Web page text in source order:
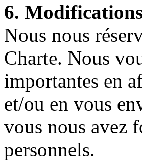
6.
Nous nous
Charte. Nous
importantes en
et/ou en vous
vous nous avez
personnels.